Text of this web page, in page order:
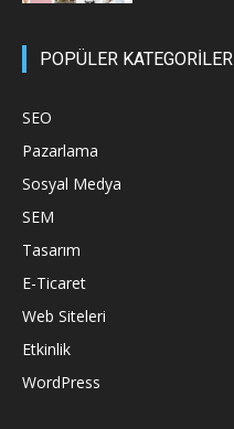
POPÜLER KATEGORİLER
SEO
Pazarlama
Sosyal Medya
SEM
Tasarım
E-Ticaret
Web Siteleri
Etkinlik
WordPress